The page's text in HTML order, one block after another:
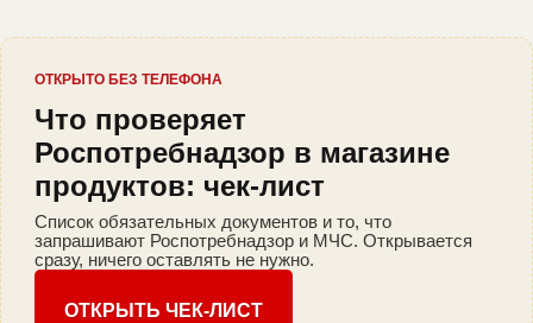
ОТКРЫТО БЕЗ ТЕЛЕФОНА
Что проверяет
Роспотребнадзор в магазине
продуктов: чек-лист
Список обязательных документов и то, что
запрашивают Роспотребнадзор и МЧС. Открывается
сразу, ничего оставлять не нужно.
ОТКРЫТЬ ЧЕК-ЛИСТ